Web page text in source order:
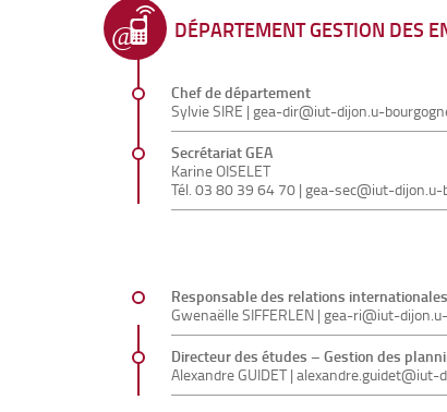
DÉPARTEMENT GESTION DES
Chef de département
Sylvie SIRE | gea-dir@iut-dijon.u-
Secrétariat GEA
Karine OISELET
Tél. 03 80 39 64 70 | gea-sec@iut-dijon.u-
Responsable des relations internationales
Gwenaëlle SIFFERLEN | gea-ri@iut-
Directeur des études – Gestion des
Alexandre GUIDET| alexandre.guidet@iut-